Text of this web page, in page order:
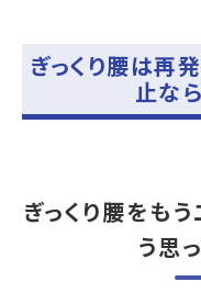
ぎっくり腰は再
止な
ぎっくり腰をも
う思